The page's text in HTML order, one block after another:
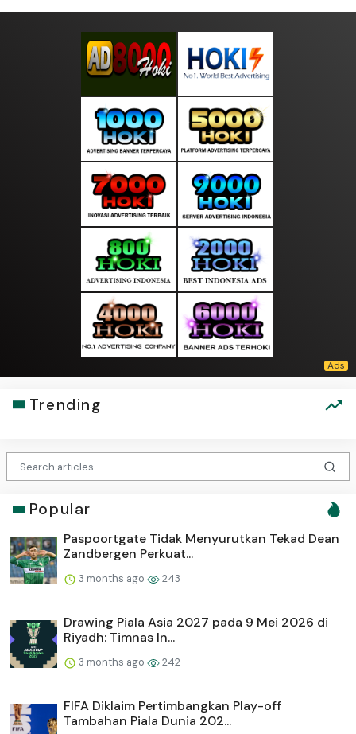
Trending
Popular
Paspoortgate Tidak Menyurutkan Tekad Dean
Zandbergen Perkuat...
3 months ago 243
Drawing Piala Asia 2027 pada 9 Mei 2026 di
Riyadh: Timnas In...
3 months ago 242
FIFA Diklaim Pertimbangkan Play-off
Tambahan Piala Dunia 202...